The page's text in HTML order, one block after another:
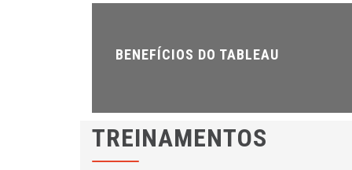
BENEFÍCIOS DO TABLEAU
TREINAMENTOS